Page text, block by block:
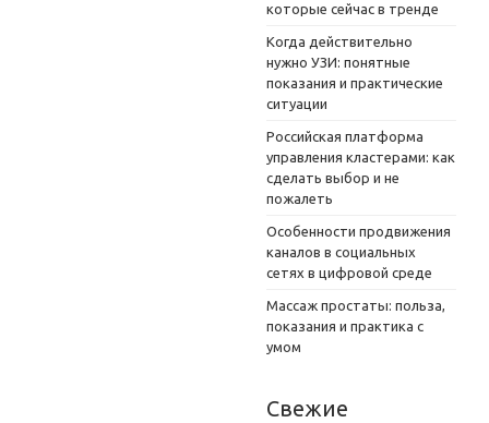
которые сейчас в тренде
Когда действительно
нужно УЗИ: понятные
показания и практические
ситуации
Российская платформа
управления кластерами: как
сделать выбор и не
пожалеть
Особенности продвижения
каналов в социальных
сетях в цифровой среде
Массаж простаты: польза,
показания и практика с
умом
Свежие